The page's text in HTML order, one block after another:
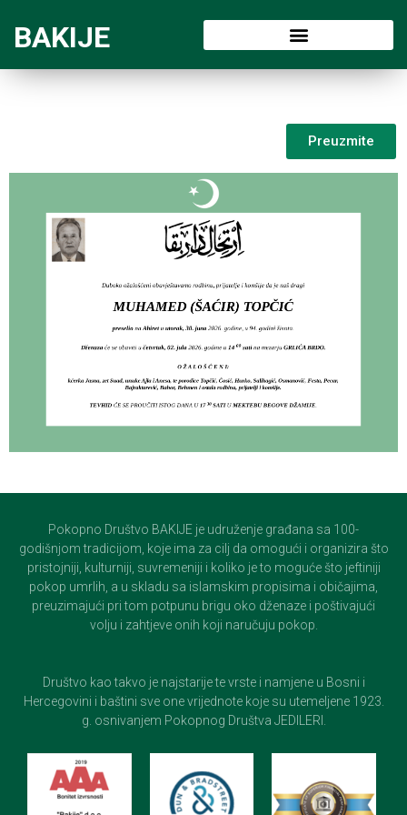
BAKIJE
Preuzmite
Pokopno Društvo BAKIJE je udruženje građana sa 100-
godišnjom tradicijom, koje ima za cilj da omogući i organizira što
pristojniji, kulturniji, suvremeniji i koliko je to moguće što jeftiniji
pokop umrlih, a u skladu sa islamskim propisima i običajima,
preuzimajući pri tom potpunu brigu oko dženaze i poštivajući
volju i zahtjeve onih koji naručuju pokop.
Društvo kao takvo je najstarije te vrste i namjene u Bosni i
Hercegovini i baštini sve one vrijednote koje su utemeljene 1923.
g. osnivanjem Pokopnog Društva JEDILERI.